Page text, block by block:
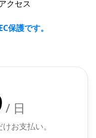
クセス
保護です。
/ 日
お支払い。